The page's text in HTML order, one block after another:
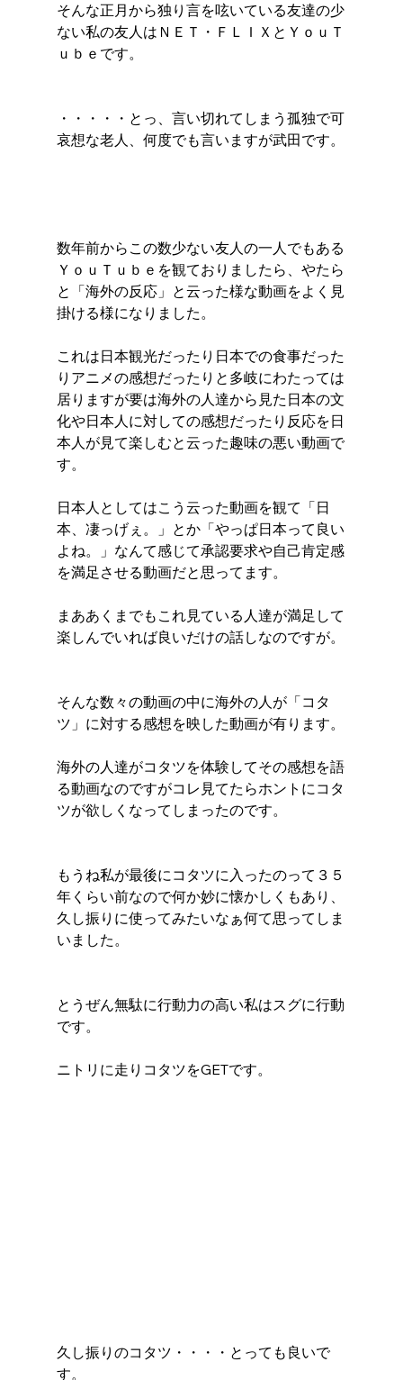
そんな正月から独り言を呟いている友達の少
ない私の友人はＮＥＴ・ＦＬＩＸとＹｏｕＴ
ｕｂｅです。
・・・・・とっ、言い切れてしまう孤独で可
哀想な老人、何度でも言いますが武田です。
数年前からこの数少ない友人の一人でもある
ＹｏｕＴｕｂｅを観ておりましたら、やたら
と「海外の反応」と云った様な動画をよく見
掛ける様になりました。
これは日本観光だったり日本での食事だった
りアニメの感想だったりと多岐にわたっては
居りますが要は海外の人達から見た日本の文
化や日本人に対しての感想だったり反応を日
本人が見て楽しむと云った趣味の悪い動画で
す。
日本人としてはこう云った動画を観て「日
本、凄っげぇ。」とか「やっぱ日本って良い
よね。」なんて感じて承認要求や自己肯定感
を満足させる動画だと思ってます。
まああくまでもこれ見ている人達が満足して
楽しんでいれば良いだけの話しなのですが。
そんな数々の動画の中に海外の人が「コタ
ツ」に対する感想を映した動画が有ります。
海外の人達がコタツを体験してその感想を語
る動画なのですがコレ見てたらホントにコタ
ツが欲しくなってしまったのです。
もうね私が最後にコタツに入ったのって３５
年くらい前なので何か妙に懐かしくもあり、
久し振りに使ってみたいなぁ何て思ってしま
いました。
とうぜん無駄に行動力の高い私はスグに行動
です。
ニトリに走りコタツをGETです。
久し振りのコタツ・・・・とっても良いで
す。